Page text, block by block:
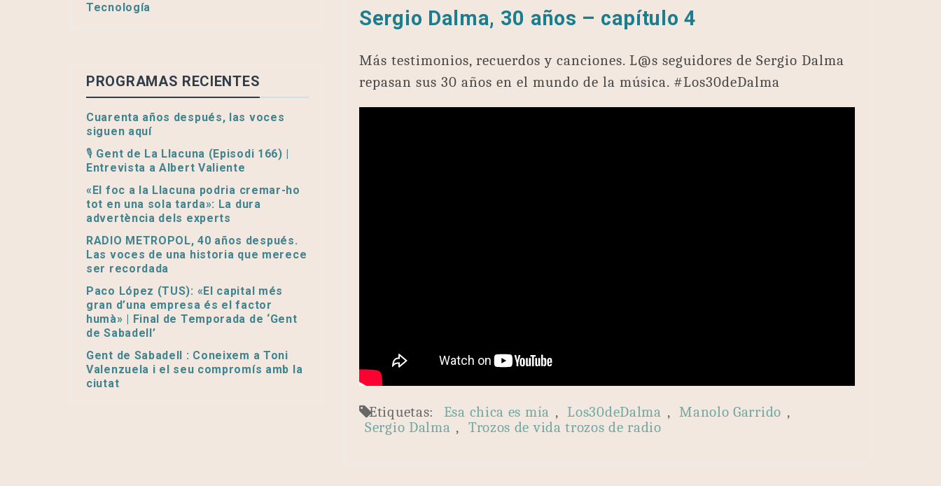
Sergio Dalma, 30 años – capítulo 4
Más testimonios, recuerdos y canciones. L@s seguidores de Sergio Dalma
repasan sus 30 años en el mundo de la música. #Los30deDalma
Etiquetas: Esa chica es mía , Los30deDalma , Manolo Garrido ,
Sergio Dalma , Trozos de vida trozos de radio
Tecnología
PROGRAMAS RECIENTES
Cuarenta años después, las voces
siguen aquí
🎙️ Gent de La Llacuna (Episodi 166) |
Entrevista a Albert Valiente
«El foc a la Llacuna podria cremar-ho
tot en una sola tarda»: La dura
advertència dels experts
RADIO METROPOL, 40 años después.
Las voces de una historia que merece
ser recordada
Paco López (TUS): «El capital més
gran d’una empresa és el factor
humà» | Final de Temporada de ‘Gent
de Sabadell’
Gent de Sabadell : Coneixem a Toni
Valenzuela i el seu compromís amb la
ciutat